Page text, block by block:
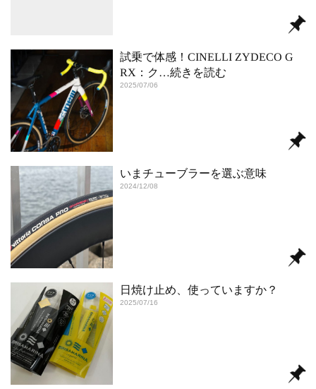
試乗で体感！CINELLI ZYDECO G
RX：ク …続きを読む
2025/07/06
いまチューブラーを選ぶ意味
2024/12/08
日焼け止め、使っていますか？
2025/07/16